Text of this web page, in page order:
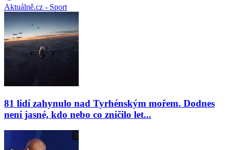
Aktuálně.cz - Sport
81 lidí zahynulo nad Tyrhénským mořem. Dodnes
není jasné, kdo nebo co zničilo let...